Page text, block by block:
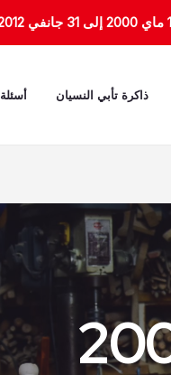
ذاكرة تأبي النسيان